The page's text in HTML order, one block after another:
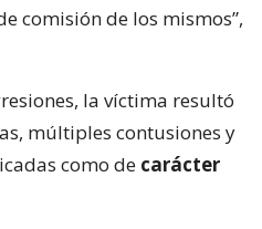
comisión de los mismos”,
la víctima resultó
múltiples contusiones y
como de carácter